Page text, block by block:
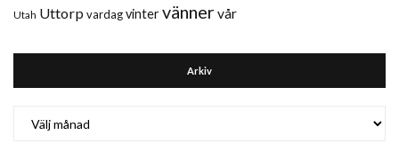
Utah Uttorp vardagvintervänner vår
Arkiv